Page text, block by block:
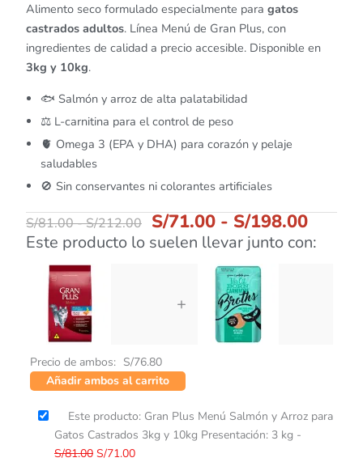
Alimento seco formulado especialmente para gatos
castrados adultos. Línea Menú de Gran Plus, con
ingredientes de calidad a precio accesible. Disponible en
3kg y 10kg.
🐟 Salmón y arroz de alta palatabilidad
⚖️ L-carnitina para el control de peso
🫀 Omega 3 (EPA y DHA) para corazón y pelaje
saludables
🚫 Sin conservantes ni colorantes artificiales
S/81.00-S/212.00 S/71.00 - S/198.00
Este producto lo suelen llevar junto con:
+
Precio de ambos: S/76.80
Añadir ambos al carrito
Este producto: Gran Plus Menú Salmón y Arroz para
Gatos Castrados 3kg y 10kg Presentación: 3 kg -
S/81.00
El
precio
original
S/71.00
El
precio
actual